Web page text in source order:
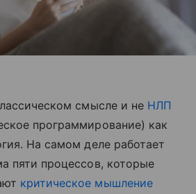
смысле и не НЛП
программирование) как
На самом деле работает
пяти процессов, которые
критическое мышление